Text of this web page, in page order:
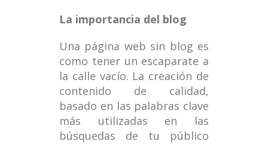
La importancia del blog
Una página web sin blog es
como tener un escaparate a
la calle vacío. La creación de
contenido de calidad,
basado en las palabras clave
más utilizadas en las
búsquedas de tu público